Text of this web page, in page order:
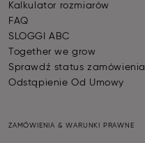
Kalkulator rozmiarów
FAQ
SLOGGI ABC
Together we grow
Sprawdź status zamówienia
Odstąpienie Od Umowy
ZAMÓWIENIA & WARUNKI PRAWNE